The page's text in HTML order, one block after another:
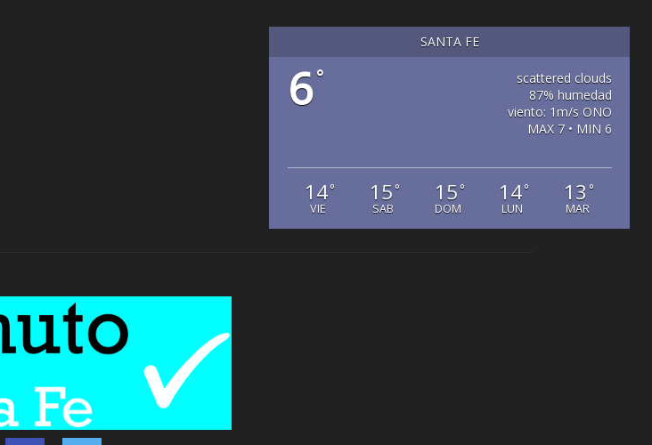
SANTA FE
6°
scattered clouds
87% humedad
viento: 1m/s ONO
MAX 7 • MIN 6
14°
VIE
15°
SAB
15°
DOM
14°
LUN
13 °
MAR